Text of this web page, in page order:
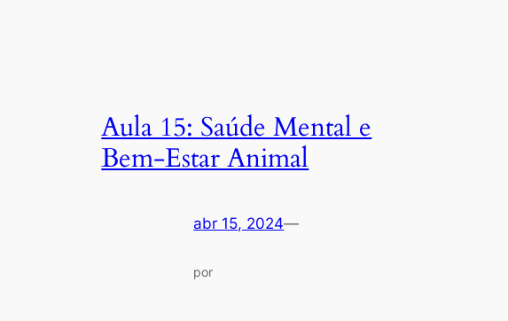
Aula 15: Saúde Mental e
Bem-Estar Animal
abr 15, 2024—
por